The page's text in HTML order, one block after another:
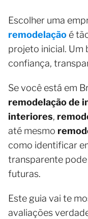
Escolher uma
remodelação é
projeto inicial. Um
confiança,
Se você está em
remodelação de
interiores,
até mesmo
como identificar
transparente
futuras.
Este guia vai te
avaliações